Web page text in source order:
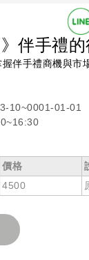
》伴手禮
伴手禮商機與市
10~0001-01-01
價格
4500